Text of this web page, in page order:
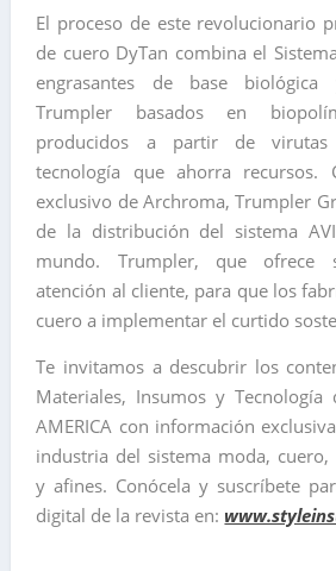
El proceso de este revolucionario
de cuero DyTan combina el
engrasantes de base
Trumpler basados ​​en
producidos a partir de virutas
tecnología que ahorra recursos.
exclusivo de Archroma, Trumpler
de la distribución del sistema
mundo. Trumpler, que ofrece
atención al cliente, para que los
cuero a implementar el curtido
Te invitamos a descubrir los
Materiales, Insumos y Tecnología
AMERICA con información
industria del sistema moda, cuero,
y afines. Conócela y suscríbete
digital de la revista en: